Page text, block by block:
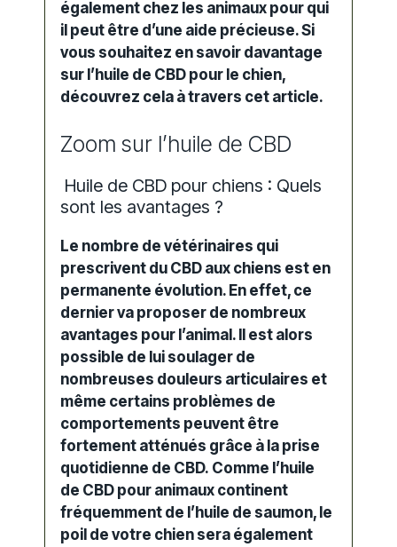
également chez les animaux pour qui
il peut être d’une aide précieuse. Si
vous souhaitez en savoir davantage
sur l’huile de CBD pour le chien,
découvrez cela à travers cet article.
Zoom sur l’huile de CBD
Huile de CBD pour chiens : Quels
sont les avantages ?
Le nombre de vétérinaires qui
prescrivent du CBD aux chiens est en
permanente évolution. En effet, ce
dernier va proposer de nombreux
avantages pour l’animal. Il est alors
possible de lui soulager de
nombreuses douleurs articulaires et
même certains problèmes de
comportements peuvent être
fortement atténués grâce à la prise
quotidienne de CBD. Comme l’huile
de CBD pour animaux continent
fréquemment de l’huile de saumon, le
poil de votre chien sera également